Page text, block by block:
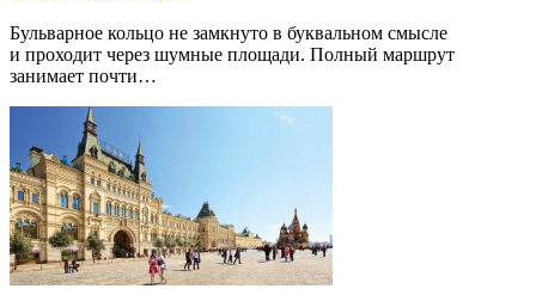
Бульварное кольцо не замкнуто в буквальном смысле
и проходит через шумные площади. Полный маршрут
занимает почти…